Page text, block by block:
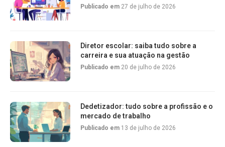
Publicado em 27 de julho de 2026
Diretor escolar: saiba tudo sobre a
carreira e sua atuação na gestão
Publicado em 20 de julho de 2026
Dedetizador: tudo sobre a profissão e o
mercado de trabalho
Publicado em 13 de julho de 2026